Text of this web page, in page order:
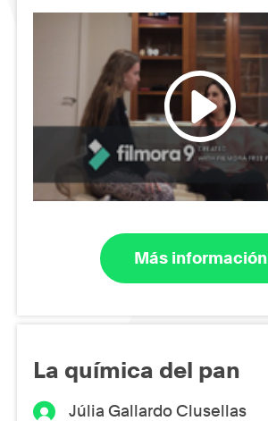
Más información
La química del pan
Júlia Gallardo Clusellas